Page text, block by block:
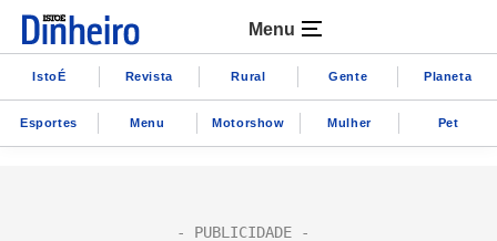
Menu
IstoÉ Revista Rural Gente Planeta
Esportes Menu Motorshow Mulher Pet